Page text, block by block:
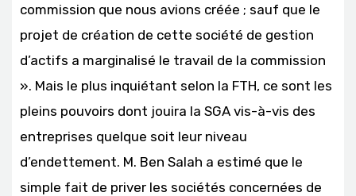
commission que nous avions créée ; sauf que le
projet de création de cette société de gestion
d’actifs a marginalisé le travail de la commission
». Mais le plus inquiétant selon la FTH, ce sont les
pleins pouvoirs dont jouira la SGA vis-à-vis des
entreprises quelque soit leur niveau
d’endettement. M. Ben Salah a estimé que le
simple fait de priver les sociétés concernées de